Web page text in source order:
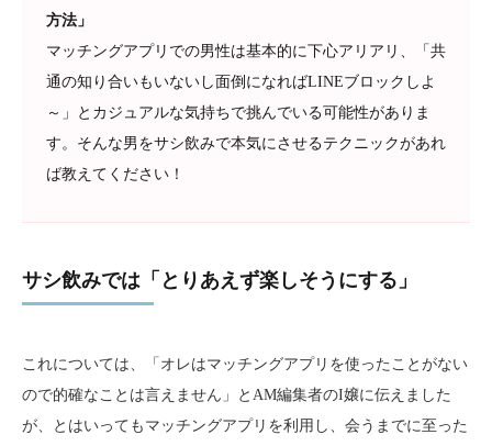
方法」
マッチングアプリでの男性は基本的に下心アリアリ、「共
通の知り合いもいないし面倒になればLINEブロックしよ
～」とカジュアルな気持ちで挑んでいる可能性がありま
す。そんな男をサシ飲みで本気にさせるテクニックがあれ
ば教えてください！
サシ飲みでは「とりあえず楽しそうにする」
これについては、「オレはマッチングアプリを使ったことがない
ので的確なことは言えません」とAM編集者のI嬢に伝えました
が、とはいってもマッチングアプリを利用し、会うまでに至った